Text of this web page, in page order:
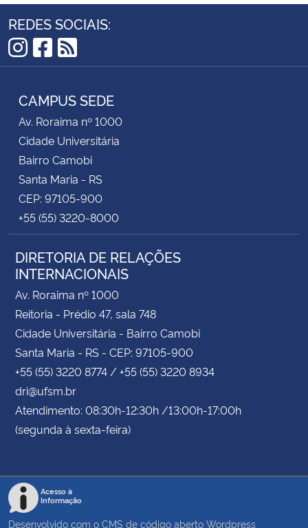
Advocacia-Geral da União
Planalto
REDES SOCIAIS:
Instagram
Facebook
RSS
CAMPUS SEDE
Av. Roraima nº 1000
Cidade Universitária
Bairro Camobi
Santa Maria - RS
CEP: 97105-900
+55 (55) 3220-8000
DIRETORIA DE RELAÇÕES
INTERNACIONAIS
Av. Roraima nº 1000
Reitoria - Prédio 47, sala 748
Cidade Universitária - Bairro Camobi
Santa Maria - RS - CEP: 97105-900
+55 (55) 3220 8774 / +55 (55) 3220 8934
dri@ufsm.br
Atendimento: 08:30h-12:30h /13:00h-17:00h
(segunda à sexta-feira)
Acesso à
Informação
Desenvolvido com o CMS de código aberto Wordpress